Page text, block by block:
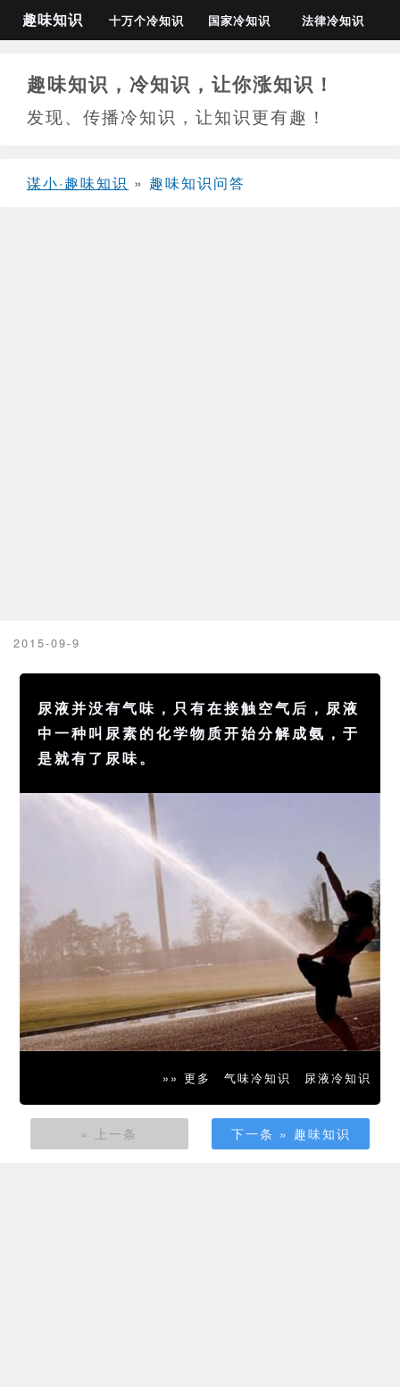
趣味知识 十万个冷知识 国家冷知识 法律冷知识
趣味知识，冷知识，让你涨知识！
发现、传播冷知识，让知识更有趣！
谋小·趣味知识 » 趣味知识问答
2015-09-9
尿液并没有气味，只有在接触空气后，尿液
中一种叫尿素的化学物质开始分解成氨，于
是就有了尿味。
»» 更多 气味冷知识 尿液冷知识
« 上一条 下一条 » 趣味知识